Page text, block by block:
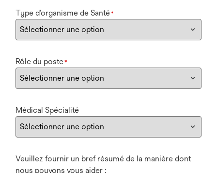
Type d’organisme de Santé*
Rôle du poste*
Médical Spécialité
Veuillez fournir un bref résumé de la manière dont
nous pouvons vous aider :